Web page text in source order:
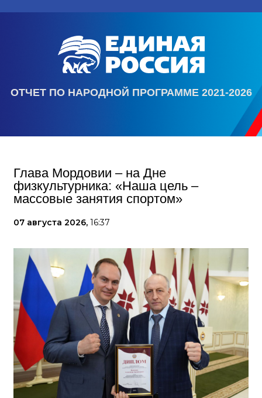
ОТЧЕТ ПО НАРОДНОЙ ПРОГРАММЕ 2021-2026
Глава Мордовии – на Дне
физкультурника: «Наша цель –
массовые занятия спортом»
07 августа 2026, 16:37